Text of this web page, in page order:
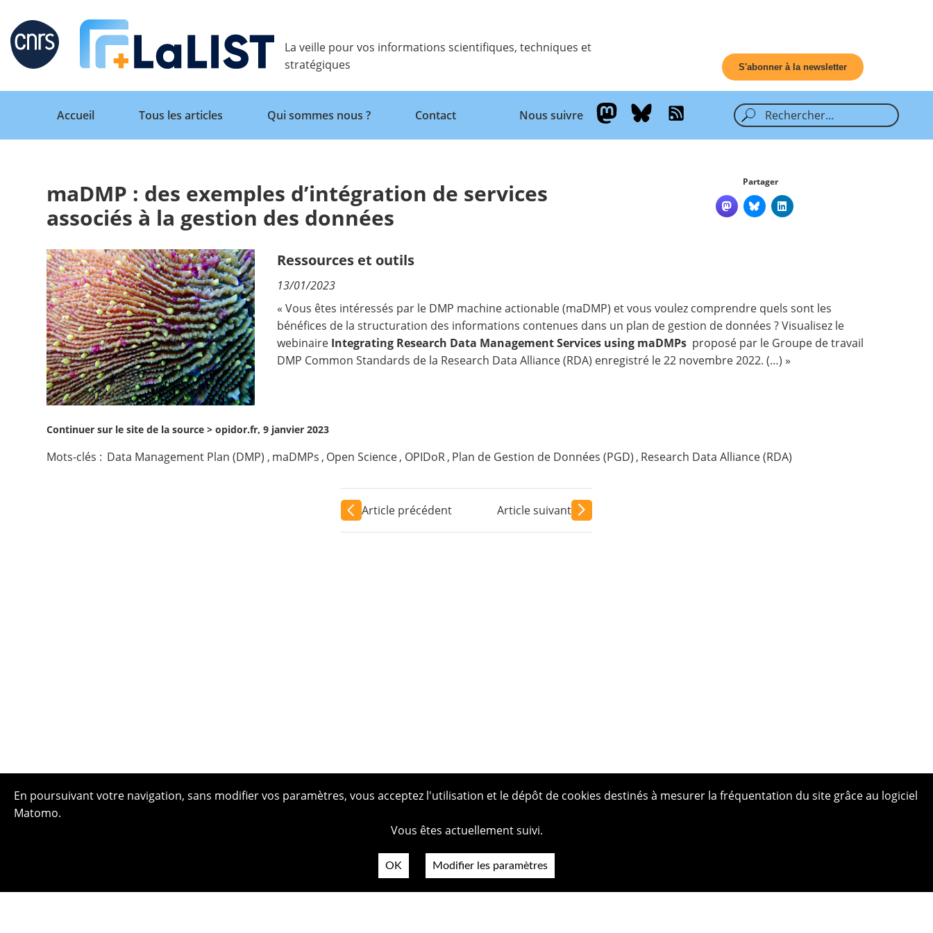
Retour
Accueil
Tous les articles
Qui sommes nous ?
Contact
Nous suivre
La veille pour vos informations scientifiques, techniques et
stratégiques
S'abonner à la newsletter
Retour
Accueil
Tous les articles Qui sommes nous ? Contact Nous suivre
maDMP : des exemples d’intégration de services
associés à la gestion des données
Partager
Ressources et outils
13/01/2023
« Vous êtes intéressés par le DMP machine actionable (maDMP) et vous voulez comprendre quels sont les
bénéfices de la structuration des informations contenues dans un plan de gestion de données ? Visualisez le
webinaire Integrating Research Data Management Services using maDMPs proposé par le Groupe de travail
DMP Common Standards de la Research Data Alliance (RDA) enregistré le 22 novembre 2022. (…) »
Continuer sur le site de la source >opidor.fr, 9 janvier 2023
Mots-clés : Data Management Plan (DMP) , maDMPs , Open Science, OPIDoR , Plan de Gestion de Données (PGD) , Research Data Alliance (RDA)
Article précédent Article suivant
En poursuivant votre navigation, sans modifier vos paramètres, vous acceptez l'utilisation et le dépôt de cookies destinés à mesurer la fréquentation du site grâce au logiciel
Matomo.
Vous êtes actuellement suivi.
OK Modifier les paramètres